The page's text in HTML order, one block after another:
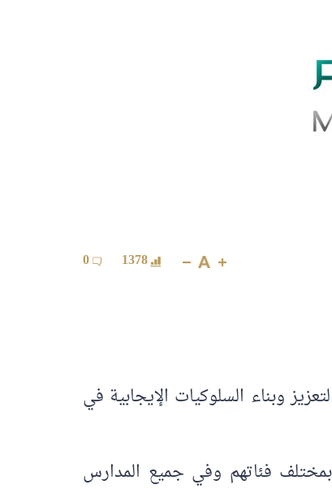
1378
0
وبناء السلوكيات الإيجابية في
بمختلف فئاتهم وفي جميع المدارس